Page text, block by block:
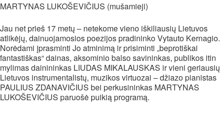
EVENT TYPE
Koncertai Visi
MARTYNAS LUKOŠEVIČIUS (mušamieji)
Jau net prieš 17 metų – netekome vieno iškiliausių Lietuvos
atlikėjų, dainuojamosios poezijos pradininko Vytauto Kernagio.
Norėdami įprasminti Jo atminimą ir prisiminti „beprotiškai
fantastiškas“ dainas, aksominio balso savininkas, publikos itin
mylimas dainininkas LIUDAS MIKALAUSKAS ir vieni geriausių
Lietuvos instrumentalistų, muzikos virtuozai – džiazo pianistas
PAULIUS ZDANAVIČIUS bei perkusininkas MARTYNAS
LUKOŠEVIČIUS paruošė puikią programą.